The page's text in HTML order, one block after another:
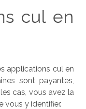
cul en
applications cul en
sont payantes,
cas, vous avez la
vous y identifier.